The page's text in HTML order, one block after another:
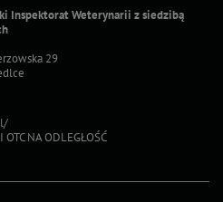
Inspektorat Weterynarii z siedzibą
29
NA ODLEGŁOŚĆ